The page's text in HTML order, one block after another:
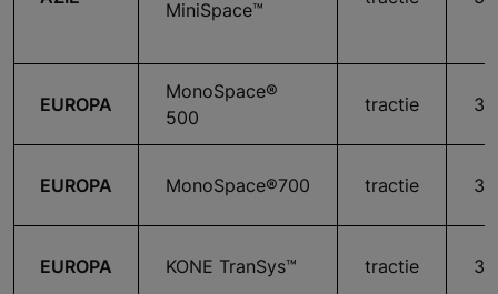
MiniSpace™
EUROPA
MonoSpace®
500
tractie
EUROPA MonoSpace®700 tractie
EUROPA KONE TranSys™ tractie